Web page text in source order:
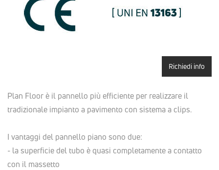
Richiedi info
Plan Floor è il pannello più efficiente per realizzare il
tradizionale impianto a pavimento con sistema a clips.
I vantaggi del pannello piano sono due:
- la superficie del tubo è quasi completamente a contatto
con il massetto